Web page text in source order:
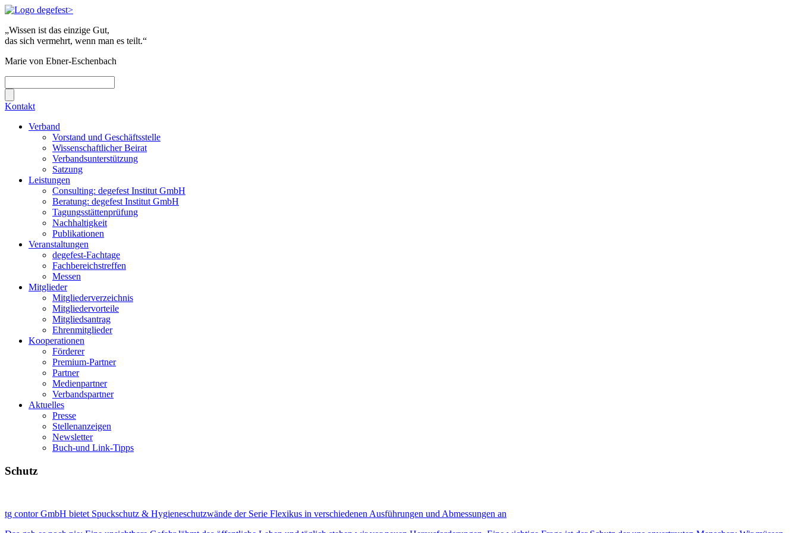
„Wissen ist das einzige Gut,
das sich vermehrt, wenn man es teilt.“
Marie von Ebner-Eschenbach
Kontakt
Verband
Vorstand und Geschäftsstelle
Wissenschaftlicher Beirat
Verbandsunterstützung
Satzung
Leistungen
Consulting: degefest Institut GmbH
Beratung: degefest Institut GmbH
Tagungsstättenprüfung
Nachhaltigkeit
Publikationen
Veranstaltungen
degefest-Fachtage
Fachbereichstreffen
Messen
Mitglieder
Mitgliederverzeichnis
Mitgliedervorteile
Mitgliedsantrag
Ehrenmitglieder
Kooperationen
Förderer
Premium-Partner
Partner
Medienpartner
Verbandspartner
Aktuelles
Presse
Stellenanzeigen
Newsletter
Buch-und Link-Tipps
Schutz
tg contor GmbH bietet Spuckschutz & Hygieneschutzwände der Serie Flexikus in verschiedenen Ausführungen und Abmessungen an